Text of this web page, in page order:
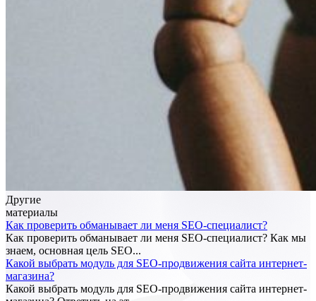
Другие
материалы
Как проверить обманывает ли меня SEO-специалист?
Как проверить обманывает ли меня SEO-специалист? Как мы
знаем, основная цель SEO...
Какой выбрать модуль для SEO-продвижения сайта интернет-
магазина?
Какой выбрать модуль для SEO-продвижения сайта интернет-